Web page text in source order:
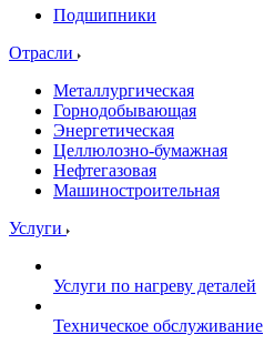
Подшипники
Отрасли
Металлургическая
Горнодобывающая
Энергетическая
Целлюлозно-бумажная
Нефтегазовая
Машиностроительная
Услуги
Услуги по нагреву деталей
Техническое обслуживание